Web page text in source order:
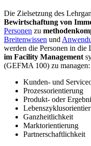
Die Zielsetzung des
Bewirtschaftung von
Personen zu
Breitenwissen und
werden die Personen in die
im Facility Management
(GEFMA 100) zu managen:
Kunden- und
Prozessorientierung
Produkt- oder
Ganzheitlichkeit
Marktorientierung
Partnerschaftlichkeit